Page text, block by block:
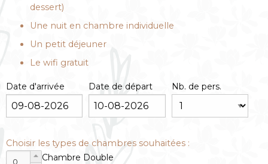
dessert)
Une nuit en chambre individuelle
Un petit déjeuner
Le wifi gratuit
Date d'arrivée Date de départ Nb. de pers.
Choisir les types de chambres souhaitées :
Chambre Double